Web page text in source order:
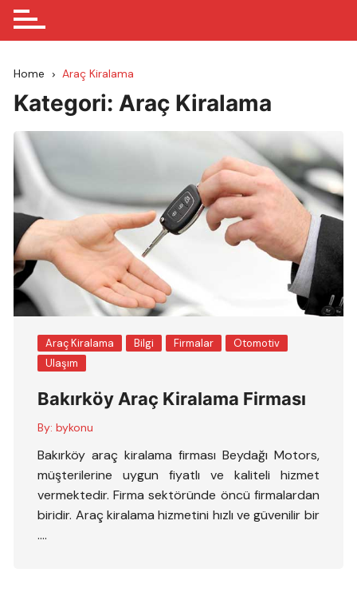
Home Araç Kiralama
Kategori: Araç Kiralama
Araç Kiralama Bilgi Firmalar
Otomotiv
Ulaşım
Bakırköy Araç Kiralama Firması
By: bykonu
Bakırköy araç kiralama firması Beydağı Motors,
müşterilerine uygun fiyatlı ve kaliteli hizmet
vermektedir. Firma sektöründe öncü firmalardan
biridir. Araç kiralama hizmetini hızlı ve güvenilir bir
….